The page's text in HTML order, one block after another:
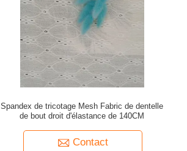
Spandex de tricotage Mesh Fabric de dentelle
de bout droit d'élastance de 140CM
Contact